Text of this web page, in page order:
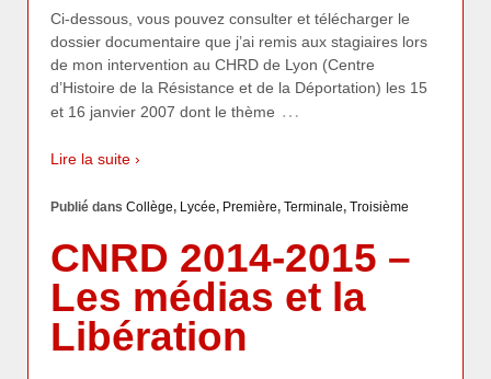
Ci-dessous, vous pouvez consulter et télécharger le
dossier documentaire que j’ai remis aux stagiaires lors
de mon intervention au CHRD de Lyon (Centre
d’Histoire de la Résistance et de la Déportation) les 15
et 16 janvier 2007 dont le thème …
Lire la suite ›
Publié dans Collège, Lycée, Première, Terminale, Troisième
CNRD 2014-2015 –
Les médias et la
Libération